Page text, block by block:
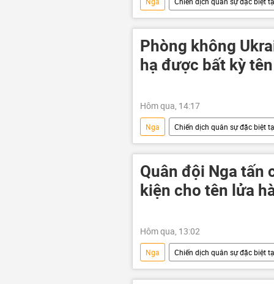
Quân đội Ukraina
Cuộc
máy bay không người lái
Phòng không
hạ được bất kỳ
Hôm qua, 14:17
Nga Chiến dịch quân sự đặc biệt
Quân đội Ukraina
Cuộc
xung đột quân sự
Quân đội Nga tấn
kiện cho tên lửa
Hôm qua, 13:02
Nga Chiến dịch quân sự đặc biệt
Quân đội Ukraina
Cuộc